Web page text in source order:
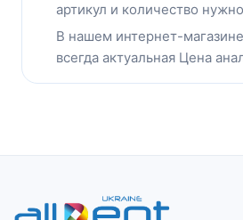
артикул и количество
В нашем интернет-
всегда актуальная Цена